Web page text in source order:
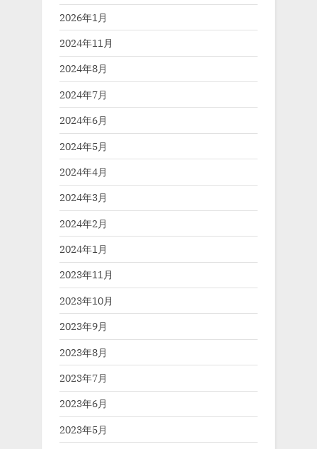
2026年1月
2024年11月
2024年8月
2024年7月
2024年6月
2024年5月
2024年4月
2024年3月
2024年2月
2024年1月
2023年11月
2023年10月
2023年9月
2023年8月
2023年7月
2023年6月
2023年5月